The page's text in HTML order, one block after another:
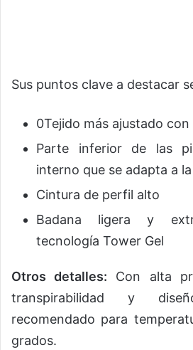
Sus puntos clave a destacar
0Tejido más ajustado
Parte inferior de las
interno que se adapta a
Cintura de perfil alto
Badana ligera y
tecnología Tower Gel
Otros detalles: Con alta
transpirabilidad y
recomendado para
grados.